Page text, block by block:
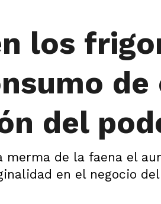
los
del
merma de la faena el
en el negocio